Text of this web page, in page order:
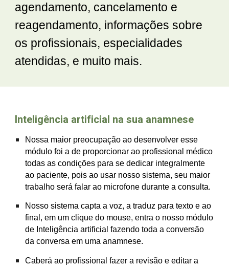
agendamento, cancelamento e
reagendamento, informações sobre
os profissionais, especialidades
atendidas, e muito mais.
Inteligência artificial na sua anamnese
Nossa maior preocupação ao desenvolver esse
módulo foi a de proporcionar ao profissional médico
todas as condições para se dedicar integralmente
ao paciente, pois ao usar nosso sistema, seu maior
trabalho será falar ao microfone durante a consulta.
Nosso sistema capta a voz, a traduz para texto e ao
final, em um clique do mouse, entra o nosso módulo
de Inteligência artificial fazendo toda a conversão
da conversa em uma anamnese.
Caberá ao profissional fazer a revisão e editar a